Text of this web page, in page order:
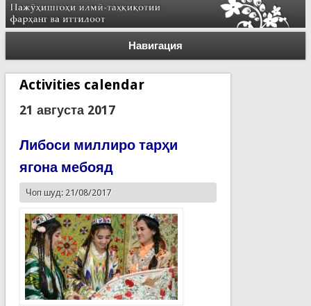
Навигация
Activities calendar
21 августа 2017
Либоси миллиро тарҳи
ягона мебояд
Чоп шуд: 21/08/2017